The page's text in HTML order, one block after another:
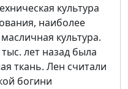
культура
наиболее
культура.
лет назад была
ткань. Лен считали
богини